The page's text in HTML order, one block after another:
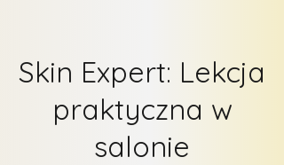
Skin Expert: Lekcja
praktyczna w
salonie